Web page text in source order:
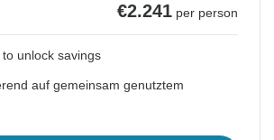
€2.241 per person
to unlock savings
auf gemeinsam genutztem